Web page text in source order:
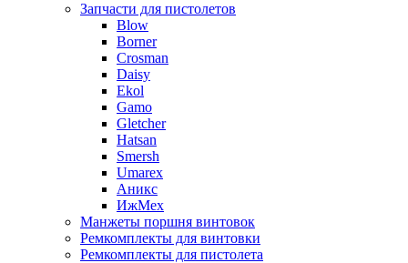
Запчасти для пистолетов
Blow
Borner
Crosman
Daisy
Ekol
Gamo
Gletcher
Hatsan
Smersh
Umarex
Аникс
ИжМех
Манжеты поршня винтовок
Ремкомплекты для винтовки
Ремкомплекты для пистолета